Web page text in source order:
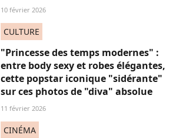
10 février 2026
CULTURE
"Princesse des temps modernes" :
entre body sexy et robes élégantes,
cette popstar iconique "sidérante"
sur ces photos de "diva" absolue
11 février 2026
CINÉMA